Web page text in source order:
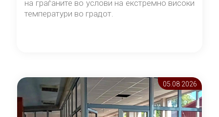
на граѓаните во услови на екстремно високи
температури во градот.
05.08 2026